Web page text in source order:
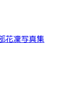
花凜写真集